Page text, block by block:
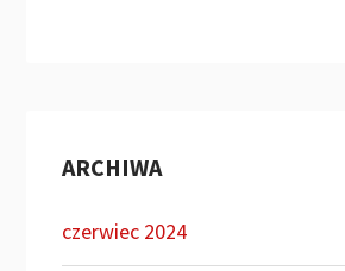
ARCHIWA
czerwiec 2024